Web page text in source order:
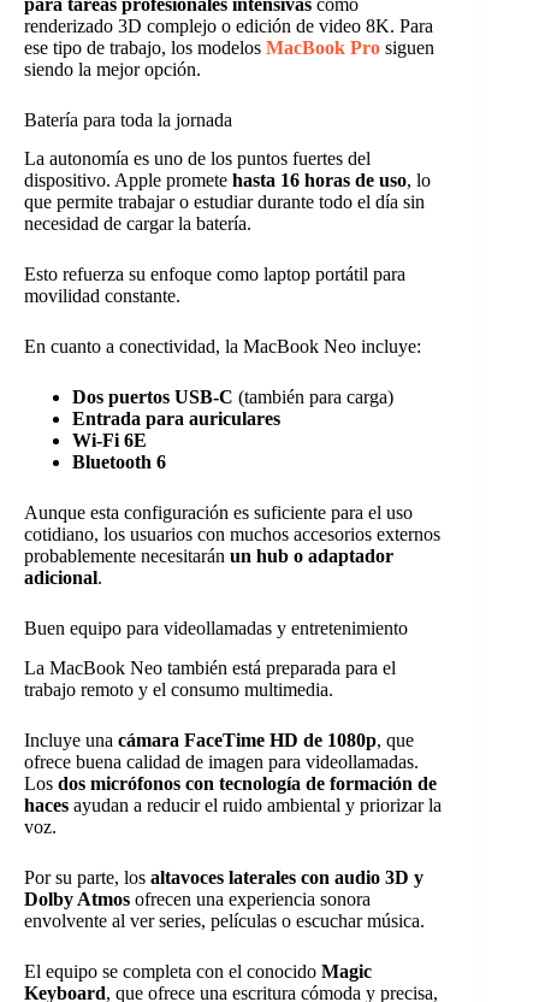
renderizado 3D complejo o edición de video 8K. Para
ese tipo de trabajo, los modelos MacBook Pro siguen
siendo la mejor opción.
Batería para toda la jornada
La autonomía es uno de los puntos fuertes del
dispositivo. Apple promete hasta 16 horas de uso, lo
que permite trabajar o estudiar durante todo el día sin
necesidad de cargar la batería.
Esto refuerza su enfoque como laptop portátil para
movilidad constante.
En cuanto a conectividad, la MacBook Neo incluye:
Dos puertos USB-C (también para carga)
Entrada para auriculares
Wi-Fi 6E
Bluetooth 6
Aunque esta configuración es suficiente para el uso
cotidiano, los usuarios con muchos accesorios externos
probablemente necesitarán un hub o adaptador
adicional.
Buen equipo para videollamadas y entretenimiento
La MacBook Neo también está preparada para el
trabajo remoto y el consumo multimedia.
Incluye una cámara FaceTime HD de 1080p, que
ofrece buena calidad de imagen para videollamadas.
Los dos micrófonos con tecnología de formación de
haces ayudan a reducir el ruido ambiental y priorizar la
voz.
Por su parte, los altavoces laterales con audio 3D y
Dolby Atmos ofrecen una experiencia sonora
envolvente al ver series, películas o escuchar música.
El equipo se completa con el conocido Magic
Keyboard, que ofrece una escritura cómoda y precisa,